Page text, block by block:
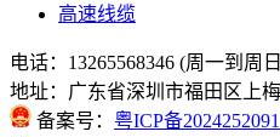
高速线缆
电话：13265568346 (周一到周
地址：广东省深圳市福田区上
备案号： 粤ICP备